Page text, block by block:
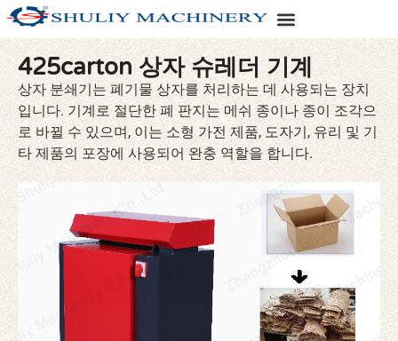
425carton 상자 슈레더 기계
상자 분쇄기는 폐기물 상자를 처리하는 데 사용되는 장치
입니다. 기계로 절단한 폐 판지는 메쉬 종이나 종이 조각으
로 바뀔 수 있으며, 이는 소형 ​​가전 제품, 도자기, 유리 및 기
타 제품의 포장에 사용되어 완충 역할을 합니다.